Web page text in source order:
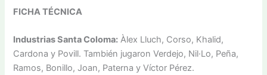
FICHA TÉCNICA
Industrias Santa Coloma: Àlex Lluch, Corso, Khalid,
Cardona y Povill. También jugaron Verdejo, Nil·Lo, Peña,
Ramos, Bonillo, Joan, Paterna y Víctor Pérez.